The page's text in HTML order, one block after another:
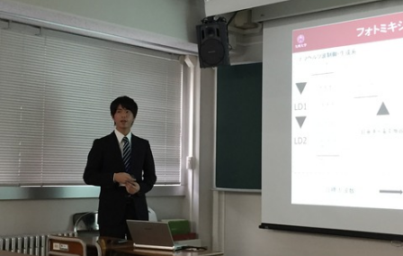
容
バ
動
告
学
発文受
＆
部
卒